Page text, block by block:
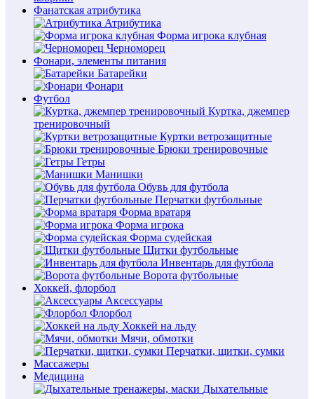
Фанатская атрибутика
Атрибутика
Форма игрока клубная
Черноморец
Фонари, элементы питания
Батарейки
Фонари
Футбол
Куртка, джемпер
тренировочный
Куртки ветрозащитные
Брюки тренировочные
Гетры
Манишки
Обувь для футбола
Перчатки футбольные
Форма вратаря
Форма игрока
Форма судейская
Щитки футбольные
Инвентарь для футбола
Ворота футбольные
Хоккей, флорбол
Аксессуары
Флорбол
Хоккей на льду
Мячи, обмотки
Перчатки, щитки, сумки
Массажеры
Медицина
Дыхательные